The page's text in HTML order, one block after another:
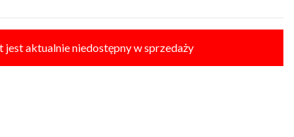
aktualnie niedostępny w sprzedaży